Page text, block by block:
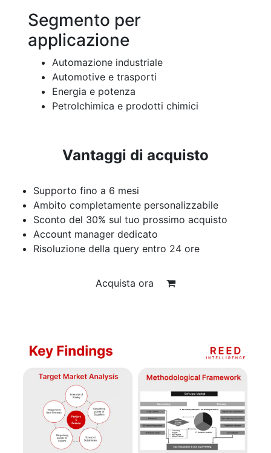
Segmento per
applicazione
Automazione industriale
Automotive e trasporti
Energia e potenza
Petrolchimica e prodotti chimici
Vantaggi di acquisto
Supporto fino a 6 mesi
Ambito completamente personalizzabile
Sconto del 30% sul tuo prossimo acquisto
Account manager dedicato
Risoluzione della query entro 24 ore
Acquista ora